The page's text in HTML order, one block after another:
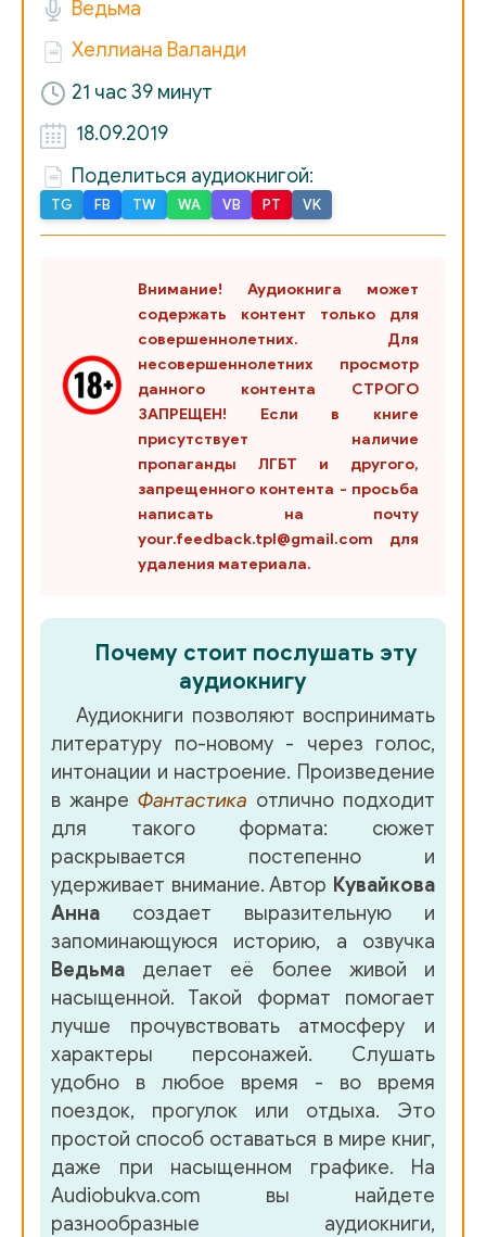
20_Кувайкова А.- Друзей не выбирают
21_Кувайкова А.- Друзей не выбирают
22_Кувайкова А.- Друзей не выбирают
24_Кувайкова А.- Друзей не выбирают
25_Кувайкова А.- Друзей не выбирают
26_Кувайкова А.- Друзей не выбирают
27_Кувайкова А.- Друзей не выбирают
28_Кувайкова А.- Друзей не выбирают
29_Кувайкова А.- Друзей не выбирают
30_Кувайкова А.- Друзей не выбирают
31_Кувайкова А.- Друзей не выбирают
32_Кувайкова А.- Друзей не выбирают
33_Кувайкова А.- Друзей не выбирают
34_Кувайкова А.- Друзей не выбирают
35_Кувайкова А.- Друзей не выбирают
36_Кувайкова А.- Друзей не выбирают
37_Кувайкова А.- Друзей не выбирают
38_Кувайкова А.- Друзей не выбирают
39_Кувайкова А.- Друзей не выбирают
40_Кувайкова А.- Друзей не выбирают
41_Кувайкова А.- Друзей не выбирают
Ведьма
Хеллиана Валанди
21 час 39 минут
18.09.2019
Поделиться аудиокнигой:
TG FB TW WA VB PT VK
Внимание! Аудиокнига может
содержать контент только для
совершеннолетних. Для
несовершеннолетних просмотр
данного контента СТРОГО
ЗАПРЕЩЕН! Если в книге
присутствует наличие
пропаганды ЛГБТ и другого,
запрещенного контента - просьба
написать на почту
your.feedback.tpl@gmail.com для
удаления материала.
Почему стоит послушать эту
аудиокнигу
Аудиокниги позволяют воспринимать
литературу по-новому - через голос,
интонации и настроение. Произведение
в жанре Фантастика отлично подходит
для такого формата: сюжет
раскрывается постепенно и
удерживает внимание. Автор Кувайкова
Анна создает выразительную и
запоминающуюся историю, а озвучка
Ведьма делает её более живой и
насыщенной. Такой формат помогает
лучше прочувствовать атмосферу и
характеры персонажей. Слушать
удобно в любое время - во время
поездок, прогулок или отдыха. Это
простой способ оставаться в мире книг,
даже при насыщенном графике. На
Audiobukva.com вы найдете
разнообразные аудиокниги,